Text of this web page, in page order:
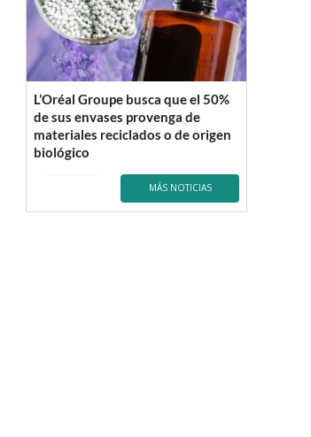
L’Oréal Groupe busca que el 50%
de sus envases provenga de
materiales reciclados o de origen
biológico
MÁS NOTICIAS